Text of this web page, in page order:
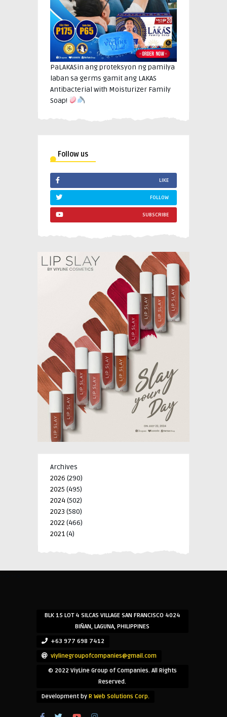
PaLAKASin ang proteksyon ng pamilya
laban sa germs gamit ang LAKAS
Antibacterial with Moisturizer Family
Soap!
Follow us
LIKE
FOLLOW
SUBSCRIBE
Archives
2026 (290)
2025 (495)
2024 (502)
2023 (580)
2022 (466)
2021(4)
BLK 15 LOT 4 SILCAS VILLAGE SAN FRANCISCO 4024
BIÑAN, LAGUNA, PHILIPPINES
+63 977 698 7412
viylinegroupofcompanies@gmail.com
© 2022 ViyLine Group of Companies. All Rights
Reserved.
Development by R Web Solutions Corp.